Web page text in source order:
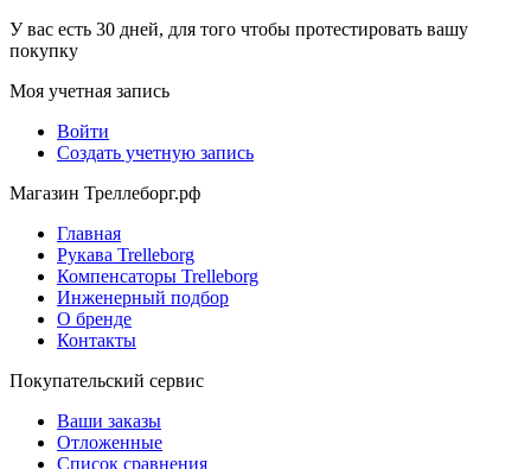
У вас есть 30 дней, для того чтобы протестировать вашу
покупку
Моя учетная запись
Войти
Создать учетную запись
Магазин Треллеборг.рф
Главная
Рукава Trelleborg
Компенсаторы Trelleborg
Инженерный подбор
О бренде
Контакты
Покупательский сервис
Ваши заказы
Отложенные
Список сравнения